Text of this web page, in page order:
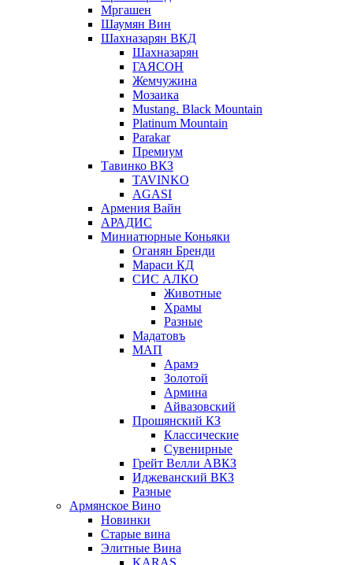
Мргашен
Шаумян Вин
Шахназарян ВКД
Шахназарян
ГАЯСОН
Жемчужина
Мозаика
Mustang. Black Mountain
Platinum Mountain
Parakar
Премиум
Тавинко ВКЗ
TAVINKO
AGASI
Армения Вайн
АРАДИС
Миниатюрные Коньяки
Оганян Бренди
Мараси КД
СИС АЛКО
Животные
Храмы
Разные
Мадатовъ
МАП
Арамэ
Золотой
Армина
Айвазовский
Прошянский КЗ
Классические
Сувенирные
Грейт Велли АВКЗ
Иджеванский ВКЗ
Разные
Армянское Вино
Новинки
Старые вина
Элитные Вина
KARAS